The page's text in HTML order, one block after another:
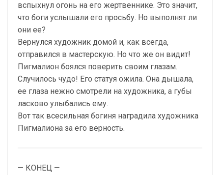
вспыхнул огонь на его жертвеннике. Это значит,
что боги услышали его просьбу. Но выполнят ли
они ее?
Вернулся художник домой и, как всегда,
отправился в мастерскую. Но что же он видит!
Пигмалион боялся поверить своим глазам.
Случилось чудо! Его статуя ожила. Она дышала,
ее глаза нежно смотрели на художника, а губы
ласково улыбались ему.
Вот так всесильная богиня наградила художника
Пигмалиона за его верность.
— КОНЕЦ —